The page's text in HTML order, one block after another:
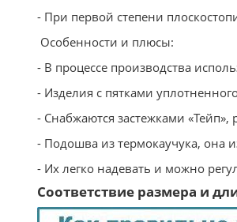
- При первой степени
Особенности и плюсы:
- В процессе производства
- Изделия с пятками
- Снабжаются застежками
- Подошва из термокаучука, она
- Их легко надевать и можно
Соответствие размера и